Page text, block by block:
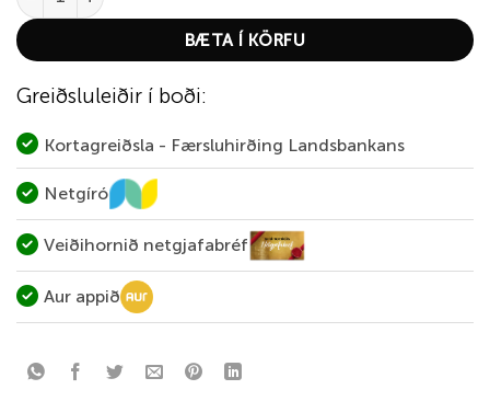
BÆTA Í KÖRFU
Greiðsluleiðir í boði:
Kortagreiðsla - Færsluhirðing Landsbankans
Netgíró
Veiðihornið netgjafabréf
Aur appið